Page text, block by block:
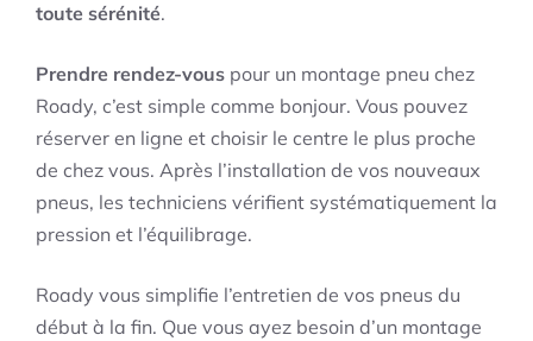
toute sérénité.
Prendre rendez-vous pour un montage pneu chez
Roady, c’est simple comme bonjour. Vous pouvez
réserver en ligne et choisir le centre le plus proche
de chez vous. Après l’installation de vos nouveaux
pneus, les techniciens vérifient systématiquement la
pression et l’équilibrage.
Roady vous simplifie l’entretien de vos pneus du
début à la fin. Que vous ayez besoin d’un montage